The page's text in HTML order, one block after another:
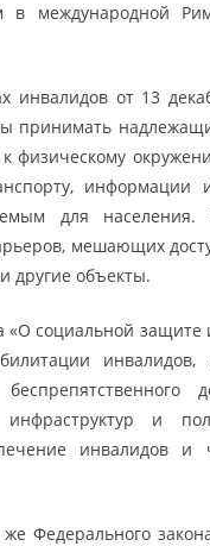
в международной
инвалидов от 13
принимать
физическому
для
мешающих
другие объекты.
«О социальной
инфраструктур и
инвалидов
же Федерального